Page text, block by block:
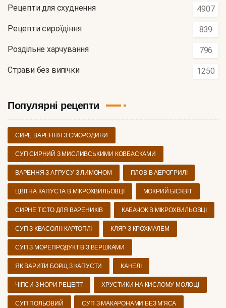
Рецепти для схуднення 4907
Рецепти сироїдіння 839
Роздільне харчування 796
Страви без випічки 1250
Популярні рецепти
СИРЕ ВАРЕННЯ З СМОРОДИНИ
СУП СИРНИЙ З МИСЛИВСЬКИМИ КОВБАСКАМИ
ВАРЕННЯ З АГРУСУ З ЛИМОНОМ ПЛОВ В АЕРОГРИЛІ
ЦВІТНА КАПУСТА В МІКРОХВИЛЬОВЦІ МОКРИЙ БІСКВІТ
СИРНЕ ТІСТО ДЛЯ ВАРЕНИКІВ КАБАЧОК В МІКРОХВИЛЬОВЦІ
СУП З КВАСОЛІ І КАРТОПЛІ КЛЯР З КРОХМАЛЕМ
СУП З МОРЕПРОДУКТІВ З ВЕРШКАМИ
ЯК ВАРИТИ БОРЩ З КАПУСТИ КАНЕЛІ
ЧІПСИ З НОРИ РЕЦЕПТ ХРУСТИКИ НА КИСЛОМУ МОЛОЦІ
СУП ПОЛЬОВИЙ СУП З МАКАРОНАМИ БЕЗ М'ЯСА